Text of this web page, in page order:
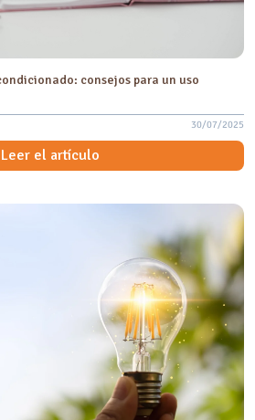
consejos para un uso
30/07/2025
Leer el artículo